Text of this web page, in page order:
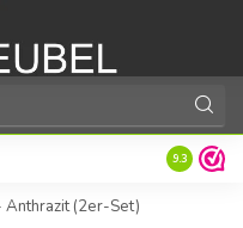
9.3
Anthrazit (2er-Set)